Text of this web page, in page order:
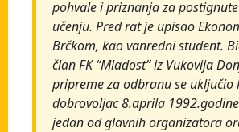
pohvale i priznanja za
učenju. Pred rat je upisao
Brčkom, kao vanredni student.
član FK “Mladost” iz Vukovija
pripreme za odbranu se uključio
dobrovoljac 8.aprila
jedan od glavnih organizatora